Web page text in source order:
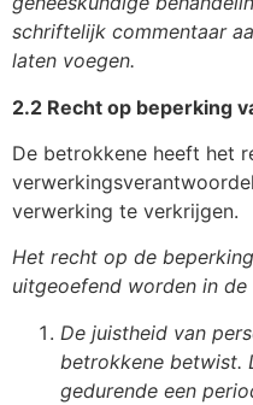
schriftelijk commentaar
laten voegen.
2.2 Recht op beperking
De betrokkene heeft het
verwerking te verkrijgen.
Het recht op de
uitgeoefend worden in
De juistheid van
betrokkene betwist.
gedurende een